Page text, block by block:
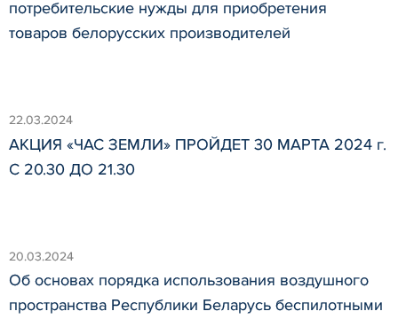
потребительские нужды для приобретения
товаров белорусских производителей
22.03.2024
АКЦИЯ «ЧАС ЗЕМЛИ» ПРОЙДЕТ 30 МАРТА 2024 г.
С 20.30 ДО 21.30
20.03.2024
Об основах порядка использования воздушного
пространства Республики Беларусь беспилотными